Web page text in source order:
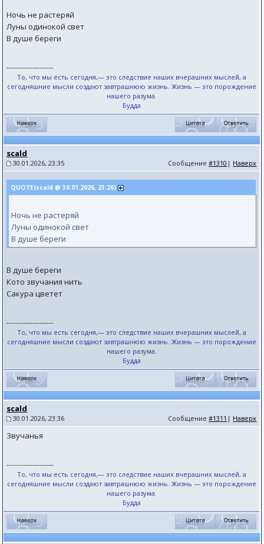
Ночь не растеряй
Луны одинокой свет
В душе береги
--------------------
То, что мы есть сегодня,— это следствие наших вчерашних мыслей, а
сегодняшние мысли создают завтрашнюю жизнь. Жизнь — это порождение
нашего разума.
Будда
scald
30.01.2026, 23:35 Сообщение#1310 | Наверх
QUOTE(scald @ 30.01.2026, 23:26)
Ночь не растеряй
Луны одинокой свет
В душе береги
В душе береги
Кото звучания нить
Сакура цветет
--------------------
То, что мы есть сегодня,— это следствие наших вчерашних мыслей, а
сегодняшние мысли создают завтрашнюю жизнь. Жизнь — это порождение
нашего разума.
Будда
scald
30.01.2026, 23:36 Сообщение#1311 | Наверх
Звучанья
--------------------
То, что мы есть сегодня,— это следствие наших вчерашних мыслей, а
сегодняшние мысли создают завтрашнюю жизнь. Жизнь — это порождение
нашего разума.
Будда